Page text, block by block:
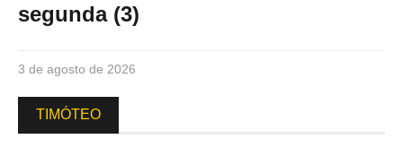
segunda (3)
3 de agosto de 2026
TIMÓTEO